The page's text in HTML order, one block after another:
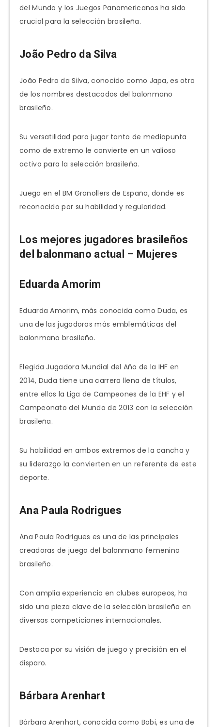
del Mundo y los Juegos Panamericanos ha sido
crucial para la selección brasileña.
João Pedro da Silva
João Pedro da Silva, conocido como Japa, es otro
de los nombres destacados del balonmano
brasileño.
Su versatilidad para jugar tanto de mediapunta
como de extremo le convierte en un valioso
activo para la selección brasileña.
Juega en el BM Granollers de España, donde es
reconocido por su habilidad y regularidad.
Los mejores jugadores brasileños
del balonmano actual – Mujeres
Eduarda Amorim
Eduarda Amorim, más conocida como Duda, es
una de las jugadoras más emblemáticas del
balonmano brasileño.
Elegida Jugadora Mundial del Año de la IHF en
2014, Duda tiene una carrera llena de títulos,
entre ellos la Liga de Campeones de la EHF y el
Campeonato del Mundo de 2013 con la selección
brasileña.
Su habilidad en ambos extremos de la cancha y
su liderazgo la convierten en un referente de este
deporte.
Ana Paula Rodrigues
Ana Paula Rodrigues es una de las principales
creadoras de juego del balonmano femenino
brasileño.
Con amplia experiencia en clubes europeos, ha
sido una pieza clave de la selección brasileña en
diversas competiciones internacionales.
Destaca por su visión de juego y precisión en el
disparo.
Bárbara Arenhart
Bárbara Arenhart, conocida como Babi, es una de